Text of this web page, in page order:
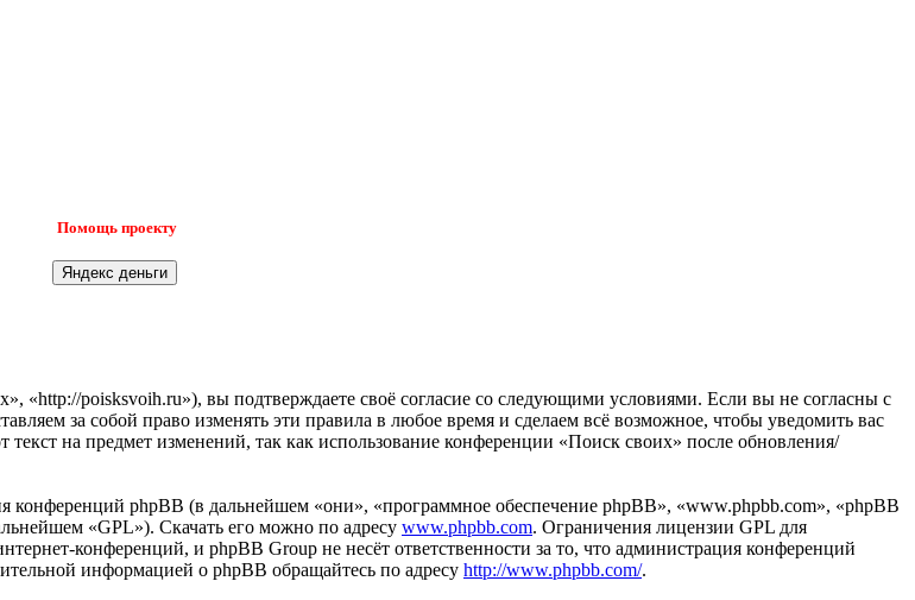
Помощь проекту
poisksvoih.ru»), вы подтверждаете своё согласие со следующими условиями. Если вы не согласны с
за собой право изменять эти правила в любое время и сделаем всё возможное, чтобы уведомить вас
на предмет изменений, так как использование конференции «Поиск своих» после обновления/
phpBB (в дальнейшем «они», «программное обеспечение phpBB», «www.phpbb.com», «phpBB
«GPL»). Скачать его можно по адресу www.phpbb.com. Ограничения лицензии GPL для
конференций, и phpBB Group не несёт ответственности за то, что администрация конференций
информацией о phpBB обращайтесь по адресу http://www.phpbb.com/.